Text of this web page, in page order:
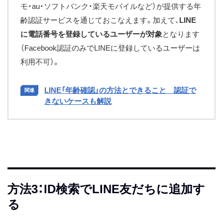
モ・au・ソフトバンク・楽天モバイルなど）が提供する年
齢認証サービスを通じておこなえます。加えて、 LINE
に電話番号を登録しているユーザーが対象となります
（Facebook認証のみでLINEに登録しているユーザーは
利用不可）。
LINE「年齢確認」の方法とできること 認証で
きないケースも解説
方法3：ID検索でLINE友だちに追加す
る